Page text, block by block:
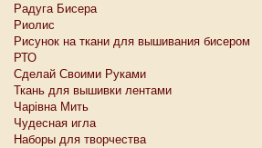
Радуга Бисера
Риолис
Рисунок на ткани для вышивания бисером
РТО
Сделай Своими Руками
Ткань для вышивки лентами
Чарiвна Мить
Чудесная игла
Наборы для творчества